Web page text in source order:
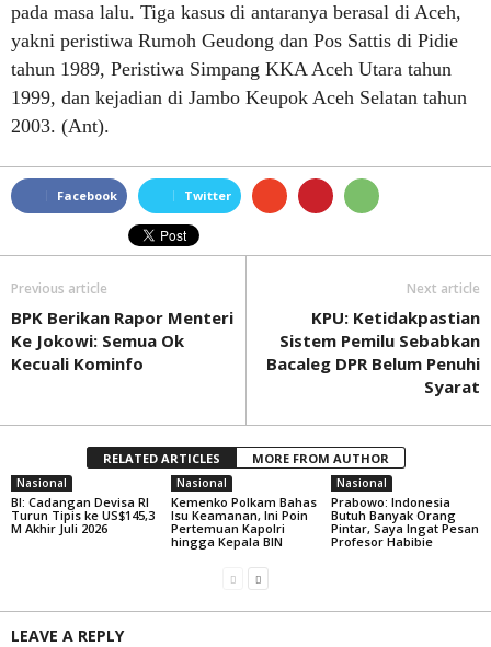
pada masa lalu. Tiga kasus di antaranya berasal di Aceh,
yakni peristiwa Rumoh Geudong dan Pos Sattis di Pidie
tahun 1989, Peristiwa Simpang KKA Aceh Utara tahun
1999, dan kejadian di Jambo Keupok Aceh Selatan tahun
2003. (Ant).
Facebook Twitter
Previous article
BPK Berikan Rapor Menteri
Ke Jokowi: Semua Ok
Kecuali Kominfo
Next article
KPU: Ketidakpastian
Sistem Pemilu Sebabkan
Bacaleg DPR Belum Penuhi
Syarat
RELATED ARTICLES MORE FROM AUTHOR
Nasional
BI: Cadangan Devisa RI
Turun Tipis ke US$145,3
M Akhir Juli 2026
Nasional
Kemenko Polkam Bahas
Isu Keamanan, Ini Poin
Pertemuan Kapolri
hingga Kepala BIN
Nasional
Prabowo: Indonesia
Butuh Banyak Orang
Pintar, Saya Ingat Pesan
Profesor Habibie
LEAVE A REPLY